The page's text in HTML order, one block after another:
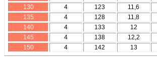
130
4 123 11,6
135
4 128 11,8
140
4 133 12
145
4 138 12,2
150
4 142 13